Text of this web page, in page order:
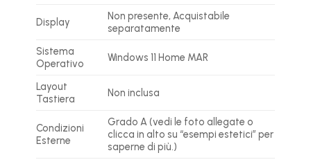
Display
Non presente, Acquistabile
separatamente
Sistema
Operativo
Windows 11 Home MAR
Layout
Tastiera
Non inclusa
Condizioni
Esterne
Grado A (vedi le foto allegate o
clicca in alto su “esempi estetici” per
saperne di più.)